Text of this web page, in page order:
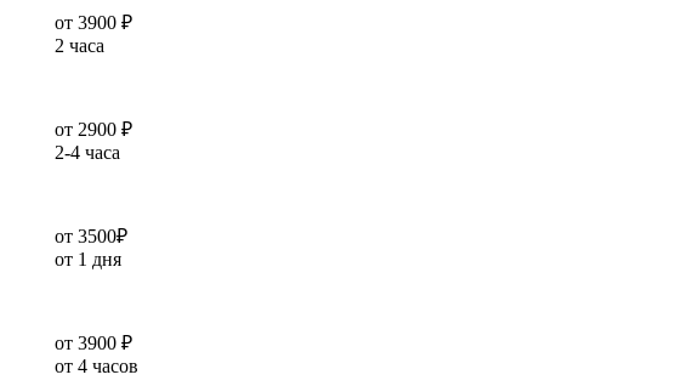
от 3900 ₽
2 часа
от 2900 ₽
2-4 часа
от 3500₽
от 1 дня
от 3900 ₽
от 4 часов